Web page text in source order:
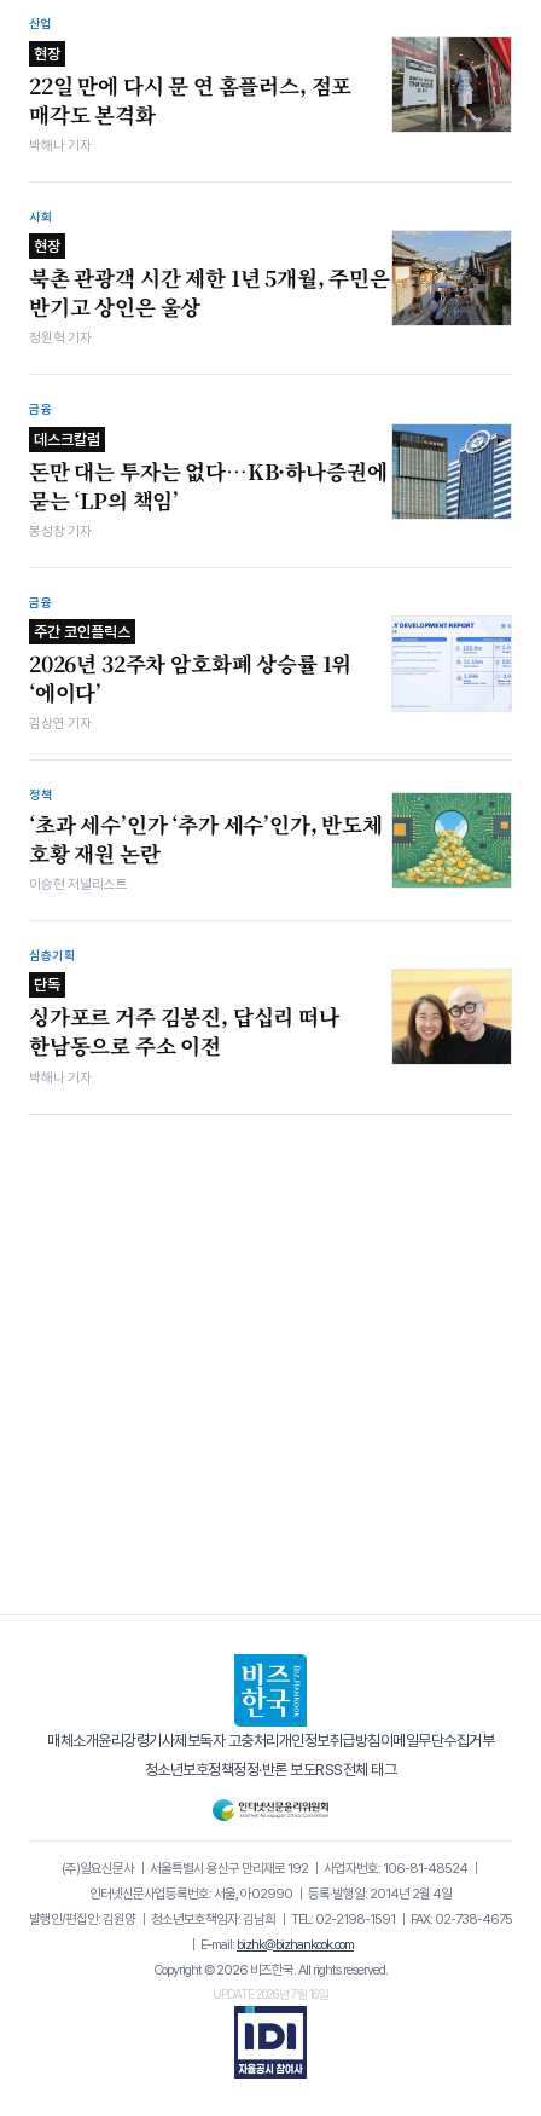
산업
현장
22일 만에 다시 문 연 홈플러스, 점포
매각도 본격화
박해나 기자
사회
현장
북촌 관광객 시간 제한 1년 5개월, 주민은
반기고 상인은 울상
정원혁 기자
금융
데스크칼럼
돈만 대는 투자는 없다…KB·하나증권에
묻는 ‘LP의 책임’
봉성창 기자
금융
주간 코인플릭스
2026년 32주차 암호화폐 상승률 1위
‘에이다’
김상연 기자
정책
‘초과 세수’인가 ‘추가 세수’인가, 반도체
호황 재원 논란
이승현 저널리스트
심층기획
단독
싱가포르 거주 김봉진, 답십리 떠나
한남동으로 주소 이전
박해나 기자
매체소개윤리강령기사제보독자 고충처리개인정보취급방침이메일무단수집거부
청소년보호정책정정·반론 보도RSS전체 태그
(주)일요신문사｜ 서울특별시 용산구 만리재로 192｜ 사업자번호: 106-81-48524｜
인터넷신문사업등록번호: 서울, 아02990
등록·발행일: 2014년 2월 4일
발행인/편집인: 김원양｜ 청소년보호책임자: 김남희 TEL: 02-2198-1591
FAX: 02-738-4675
E-mail: bizhk@bizhankook.com
Copyright © 2026 비즈한국. All rights reserved.
UPDATE 2026년 7월 16일